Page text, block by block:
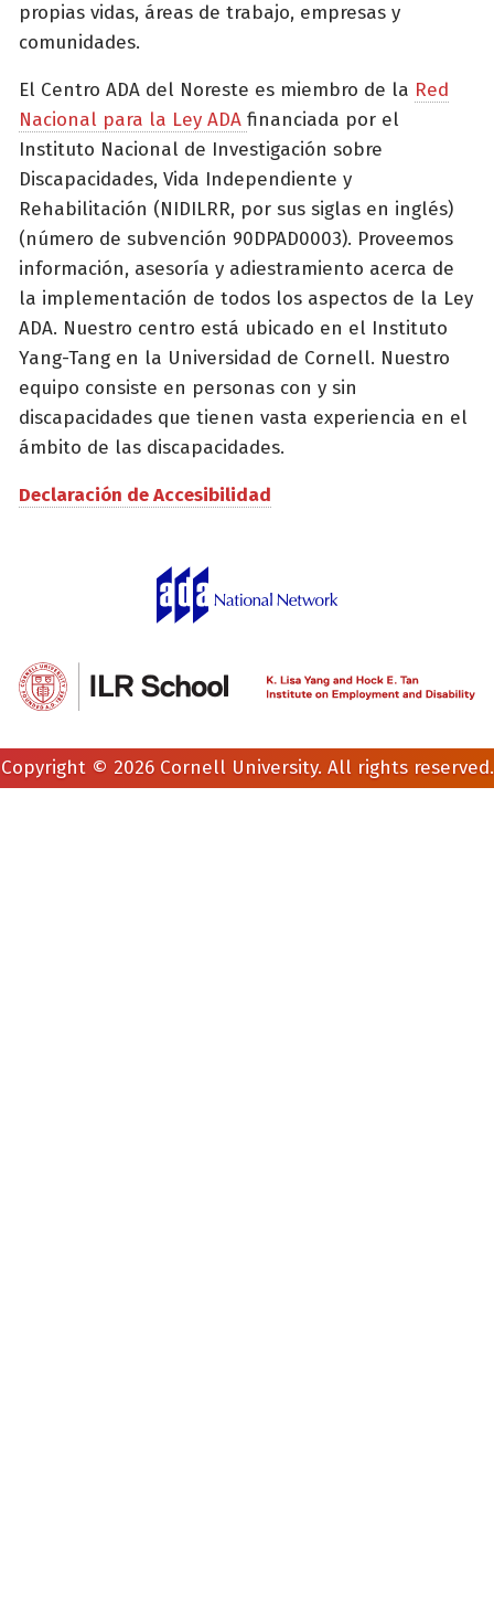
propias vidas, áreas de trabajo, empresas y
comunidades.
El Centro ADA del Noreste es miembro de la Red
Nacional para la Ley ADA financiada por el
Instituto Nacional de Investigación sobre
Discapacidades, Vida Independiente y
Rehabilitación (NIDILRR, por sus siglas en inglés)
(número de subvención 90DPAD0003). Proveemos
información, asesoría y adiestramiento acerca de
la implementación de todos los aspectos de la Ley
ADA. Nuestro centro está ubicado en el Instituto
Yang-Tang en la Universidad de Cornell. Nuestro
equipo consiste en personas con y sin
discapacidades que tienen vasta experiencia en el
ámbito de las discapacidades.
Declaración de Accesibilidad
Copyright © 2026 Cornell University. All rights reserved.